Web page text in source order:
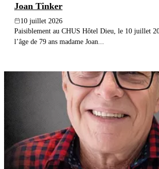
Joan Tinker
10 juillet 2026
Paisiblement au CHUS Hôtel Dieu, le 10 juillet
l’âge de 79 ans madame Joan...